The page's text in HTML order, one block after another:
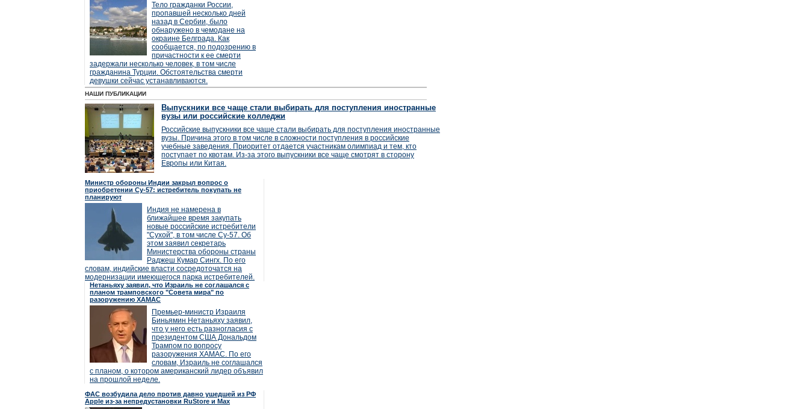
Тело гражданки России,
пропавшей несколько дней
назад в Сербии, было
обнаружено в чемодане на
окраине Белграда. Как
сообщается, по подозрению в
причастности к ее смерти
задержали несколько человек, в том числе
гражданина Турции. Обстоятельства смерти
девушки сейчас устанавливаются.
НАШИ ПУБЛИКАЦИИ
Выпускники все чаще стали выбирать для поступления иностранные
вузы или российские колледжи
Российские выпускники все чаще стали выбирать для поступления иностранные
вузы. Причина этого в том числе в сложности поступления в российские
учебные заведения. Приоритет отдается участникам олимпиад и тем, кто
поступает по квотам. Из-за этого выпускники все чаще смотрят в сторону
Европы или Китая.
Министр обороны Индии закрыл вопрос о
приобретении Су-57: истребитель покупать не
планируют
Индия не намерена в
ближайшее время закупать
новые российские истребители
"Сухой", в том числе Су-57. Об
этом заявил секретарь
Министерства обороны страны
Раджеш Кумар Сингх. По его
словам, индийские власти сосредоточатся на
модернизации имеющегося парка истребителей.
Нетаньяху заявил, что Израиль не соглашался с
планом трамповского "Совета мира" по
разоружению ХАМАС
Премьер-министр Израиля
Биньямин Нетаньяху заявил,
что у него есть разногласия с
президентом США Дональдом
Трампом по вопросу
разоружения ХАМАС. По его
словам, Израиль не соглашался
с планом, о котором американский лидер объявил
на прошлой неделе.
ФАС возбудила дело против давно ушедшей из РФ
Apple из-за непредустановки RuStore и Max